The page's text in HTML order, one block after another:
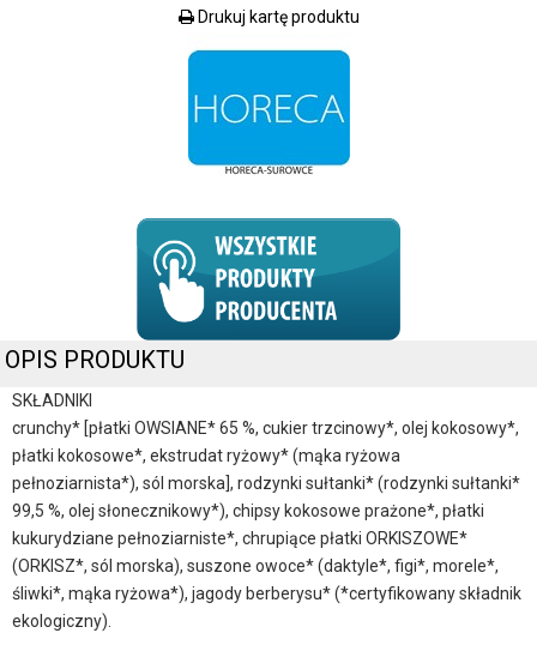
Drukuj kartę produktu
OPIS PRODUKTU
SKŁADNIKI
crunchy* [płatki OWSIANE* 65 %, cukier trzcinowy*, olej kokosowy*,
płatki kokosowe*, ekstrudat ryżowy* (mąka ryżowa
pełnoziarnista*), sól morska], rodzynki sułtanki* (rodzynki sułtanki*
99,5 %, olej słonecznikowy*), chipsy kokosowe prażone*, płatki
kukurydziane pełnoziarniste*, chrupiące płatki ORKISZOWE*
(ORKISZ*, sól morska), suszone owoce* (daktyle*, figi*, morele*,
śliwki*, mąka ryżowa*), jagody berberysu* (*certyfikowany składnik
ekologiczny).